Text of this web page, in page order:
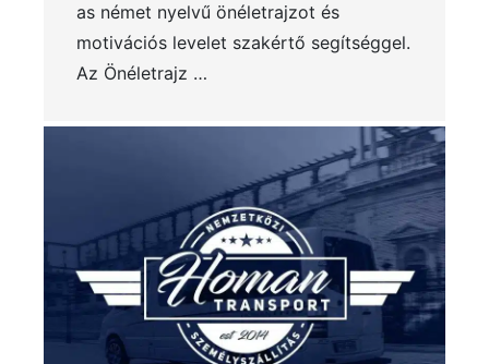
as német nyelvű önéletrajzot és
motivációs levelet szakértő segítséggel.
Az Önéletrajz …